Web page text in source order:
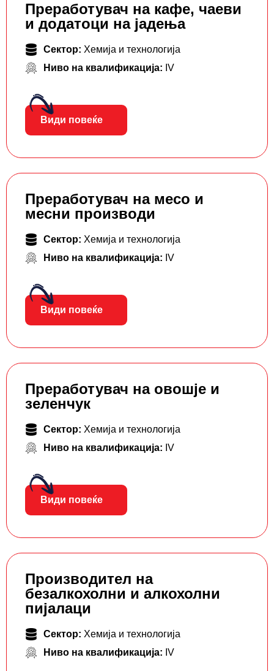
Преработувач на кафе, чаеви
и додатоци на јадења
Сектор: Хемија и технологија
Ниво на квалификација: IV
Види повеќе
Преработувач на месо и
месни производи
Сектор: Хемија и технологија
Ниво на квалификација: IV
Види повеќе
Преработувач на овошје и
зеленчук
Сектор: Хемија и технологија
Ниво на квалификација: IV
Види повеќе
Производител на
безалкохолни и алкохолни
пијалаци
Сектор: Хемија и технологија
Ниво на квалификација: IV